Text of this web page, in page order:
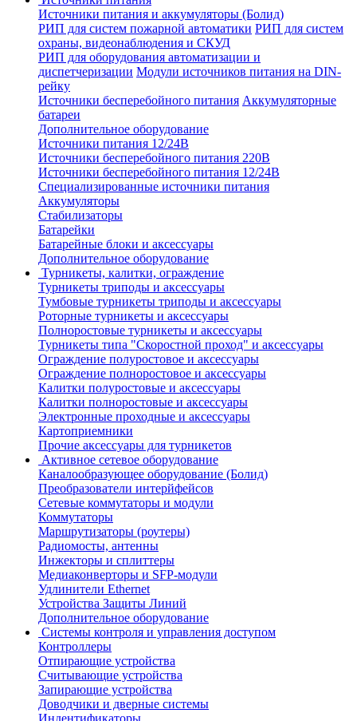
Источники питания и аккумуляторы (Болид)
РИП для систем пожарной автоматики РИП для систем
охраны, видеонаблюдения и СКУД
РИП для оборудования автоматизации и
диспетчеризации Модули источников питания на DIN-
рейку
Источники бесперебойного питания Аккумуляторные
батареи
Дополнительное оборудование
Источники питания 12/24В
Источники бесперебойного питания 220В
Источники бесперебойного питания 12/24В
Специализированные источники питания
Аккумуляторы
Стабилизаторы
Батарейки
Батарейные блоки и аксессуары
Дополнительное оборудование
Турникеты, калитки, ограждение
Турникеты триподы и аксессуары
Тумбовые турникеты триподы и аксессуары
Роторные турникеты и аксессуары
Полноростовые турникеты и аксессуары
Турникеты типа "Скоростной проход" и аксессуары
Ограждение полуростовое и аксессуары
Ограждение полноростовое и аксессуары
Калитки полуростовые и аксессуары
Калитки полноростовые и аксессуары
Электронные проходные и аксессуары
Картоприемники
Прочие аксессуары для турникетов
Активное сетевое оборудование
Каналообразующее оборудование (Болид)
Преобразователи интерйфейсов
Сетевые коммутаторы и модули
Коммутаторы
Маршрутизаторы (роутеры)
Радиомосты, антенны
Инжекторы и сплиттеры
Медиаконверторы и SFP-модули
Удлинители Ethernet
Устройства Защиты Линий
Дополнительное оборудование
Системы контроля и управления доступом
Контроллеры
Отпирающие устройства
Считывающие устройства
Запирающие устройства
Доводчики и дверные системы
Индентификаторы